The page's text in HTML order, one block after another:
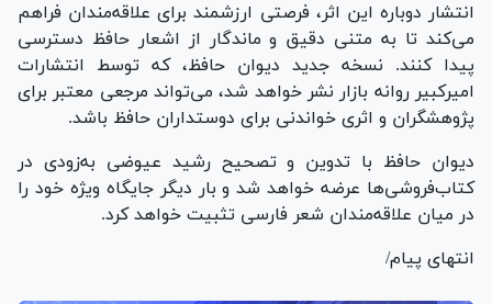
انتشار دوباره این اثر، فرصتی ارزشمند برای علاقه‌مندان فراهم
می‌کند تا به متنی دقیق و ماندگار از اشعار حافظ دسترسی
پیدا کنند. نسخه جدید دیوان حافظ، که توسط انتشارات
امیرکبیر روانه بازار نشر خواهد شد، می‌تواند مرجعی معتبر برای
پژوهشگران و اثری خواندنی برای دوستداران حافظ باشد.
دیوان حافظ با تدوین و تصحیح رشید عیوضی به‌زودی در
کتاب‌فروشی‌ها عرضه خواهد شد و بار دیگر جایگاه ویژه خود را
در میان علاقه‌مندان شعر فارسی تثبیت خواهد کرد.
انتهای پیام/